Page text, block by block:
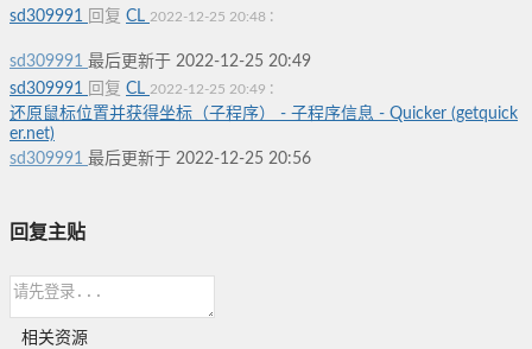
sd309991 回复 CL 2022-12-25 20:48 :
sd309991 最后更新于 2022-12-25 20:49
sd309991 回复 CL 2022-12-25 20:49 :
还原鼠标位置并获得坐标（子程序） - 子程序信息 - Quicker (getquick
er.net)
sd309991 最后更新于 2022-12-25 20:56
回复主贴
相关资源